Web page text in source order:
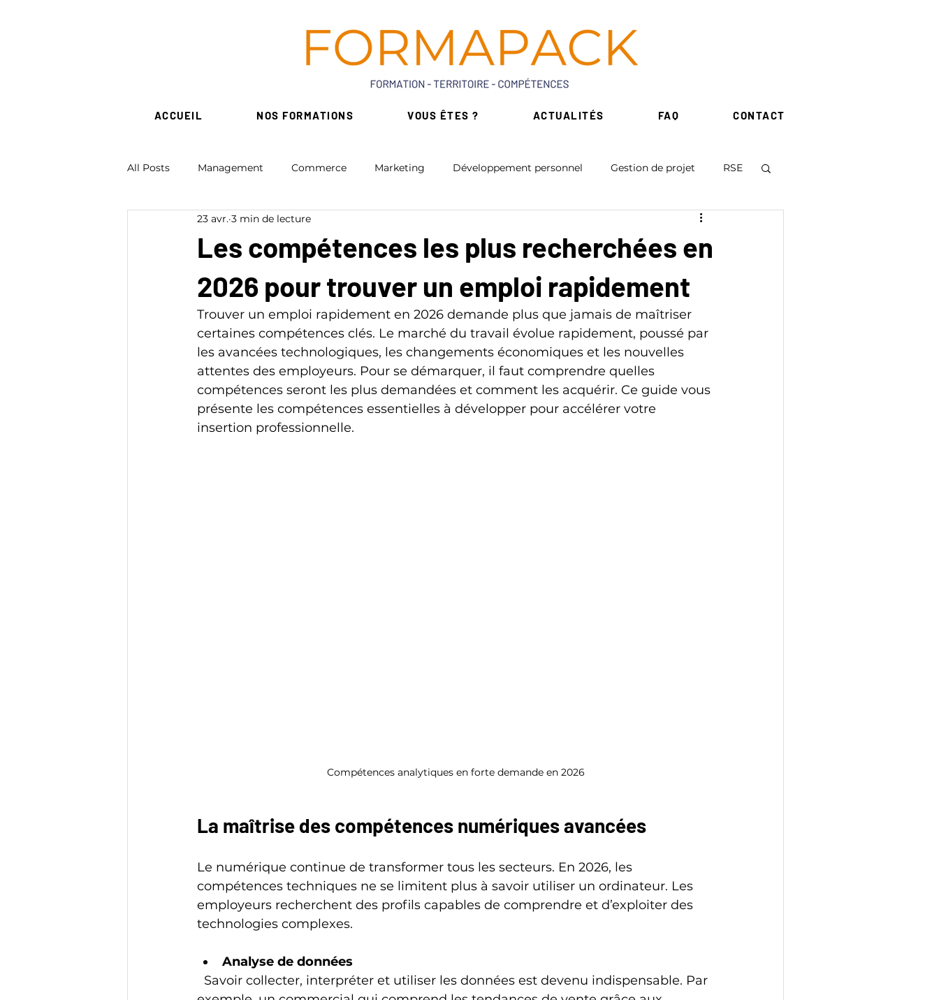
ACCUEIL NOS FORMATIONS VOUS ÊTES ? ACTUALITÉS FAQ CONTACT
All Posts Management Commerce Marketing Développement personnel Gestion de projet RSE
Ressources Humaines Numérique
Création d'entreprise - association Formations de niche
Les compétences les plus recherchées en
2026 pour trouver un emploi rapidement
23 avr. 3 min de lecture
Trouver un emploi rapidement en 2026 demande plus que jamais de maîtriser
certaines compétences clés. Le marché du travail évolue rapidement, poussé par
les avancées technologiques, les changements économiques et les nouvelles
attentes des employeurs. Pour se démarquer, il faut comprendre quelles
compétences seront les plus demandées et comment les acquérir. Ce guide vous
présente les compétences essentielles à développer pour accélérer votre
insertion professionnelle.
Compétences analytiques en forte demande en 2026
La maîtrise des compétences numériques avancées
Le numérique continue de transformer tous les secteurs. En 2026, les
compétences techniques ne se limitent plus à savoir utiliser un ordinateur. Les
employeurs recherchent des profils capables de comprendre et d’exploiter des
technologies complexes.
Analyse de données